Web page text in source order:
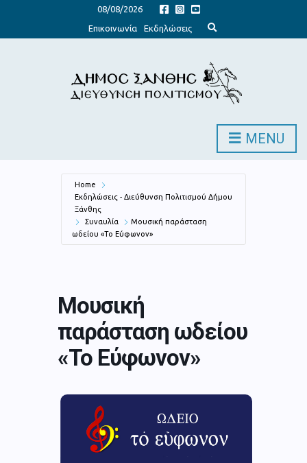
08/08/2026
Επικοινωνία
Εκδηλώσεις
x
d
s
e
c
o
MENU
Home
Εκδηλώσεις - Διεύθυνση Πολιτισμού Δήμου
Ξάνθης
Συναυλία
Μουσική παράσταση
ωδείου «Το Εύφωνον»
Μουσική
παράσταση ωδείου
«Το Εύφωνον»